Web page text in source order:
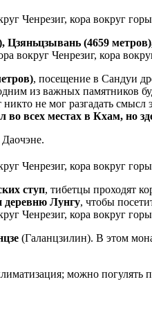
Цзяньцзывань (4659
, посещение в Сандуи
из важных памятников
не мог разгадать
во всех местах в Кхам, но
ступ, тибетцы проходят
деревню Лунгу, чтобы
(Галанцзилин). В этом
можно погулять